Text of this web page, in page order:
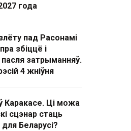
года
пад Расонамі
збіццё і
пасля затрыманняў.
4 жніўня
Каракасе. Ці можа
сцэнар стаць
Беларусі?